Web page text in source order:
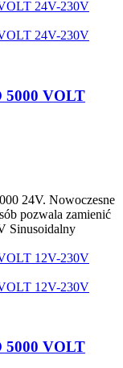
5000 VOLT
24V. Nowoczesne
pozwala zamienić
Sinusoidalny
5000 VOLT